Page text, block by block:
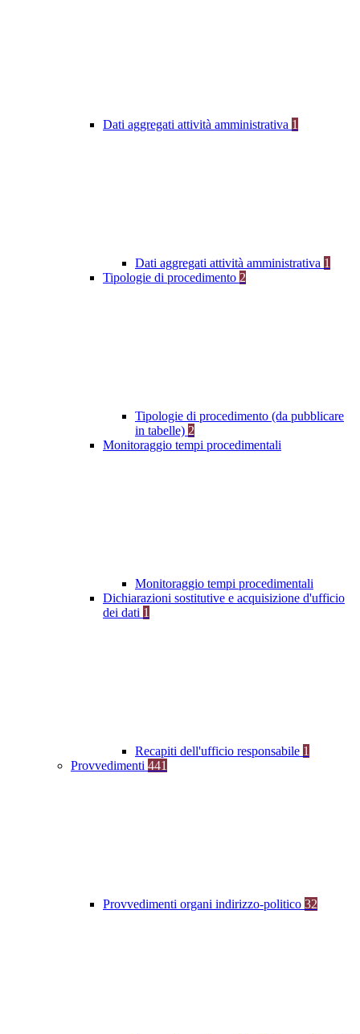
Dati aggregati attività amministrativa 1
Dati aggregati attività amministrativa 1
Tipologie di procedimento 2
Tipologie di procedimento (da pubblicare
in tabelle) 2
Monitoraggio tempi procedimentali
Monitoraggio tempi procedimentali
Dichiarazioni sostitutive e acquisizione d'ufficio
dei dati 1
Recapiti dell'ufficio responsabile 1
Provvedimenti 441
Provvedimenti organi indirizzo-politico 32